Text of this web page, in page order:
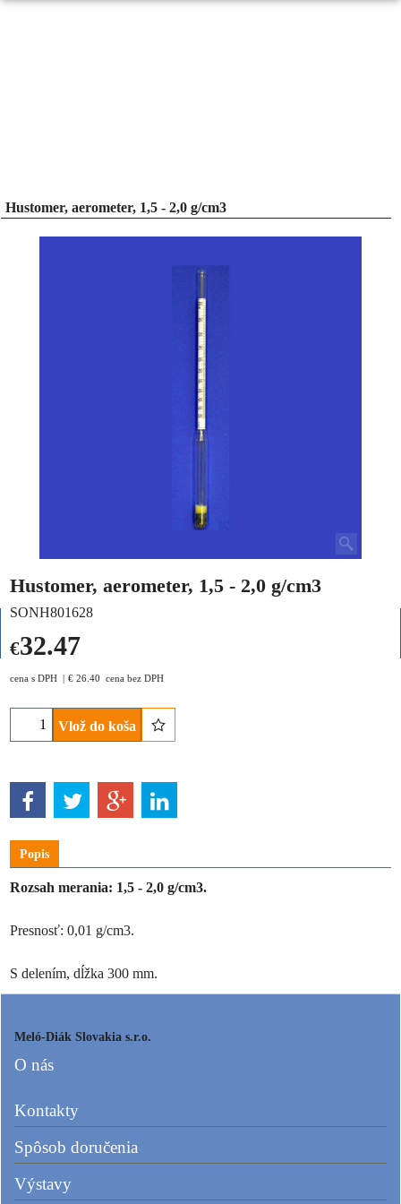
Hustomer, aerometer, 1,5 - 2,0 g/cm3
Hustomer, aerometer, 1,5 - 2,0 g/cm3
SONH801628
€32.47
cena s DPH € 26.40 cena bez DPH
Vlož do koša
Popis
Rozsah merania: 1,5 - 2,0 g/cm3.
Presnosť: 0,01 g/cm3.
S delením, dĺžka 300 mm.
Meló-Diák Slovakia s.r.o.
O nás
Kontakty
Spôsob doručenia
Výstavy